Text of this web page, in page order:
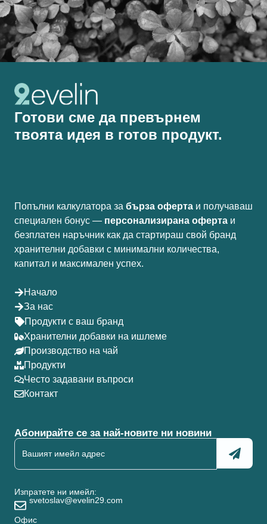
Готови сме да превърнем
твоята идея в готов продукт.
Попълни калкулатора за бърза оферта и получаваш
специален бонус — персонализирана оферта и
безплатен наръчник как да стартираш свой бранд
хранителни добавки с минимални количества,
капитал и максимален успех.
Начало
За нас
Продукти с ваш бранд
Хранителни добавки на ишлеме
Производство на чай
Продукти
Често задавани въпроси
Контакт
Абонирайте се за най-новите ни новини
Изпратете ни имейл:
svetoslav@evelin29.com
Офис